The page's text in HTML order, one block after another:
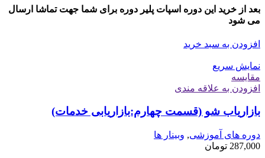
بعد از خرید این دوره اسپات پلیر دوره برای شما جهت تماشا ارسال
می شود
افزودن به سبد خرید
نمایش سریع
مقايسه
افزودن به علاقه مندی
بازاریاب شو (قسمت چهارم:بازاریابی خدمات)
دوره های آموزشی, وبینار ها
287,000 تومان